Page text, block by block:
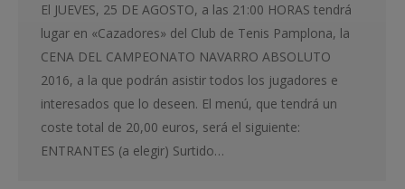
El JUEVES, 25 DE AGOSTO, a las 21:00 HORAS tendrá
lugar en «Cazadores» del Club de Tenis Pamplona, la
CENA DEL CAMPEONATO NAVARRO ABSOLUTO
2016, a la que podrán asistir todos los jugadores e
interesados que lo deseen. El menú, que tendrá un
coste total de 20,00 euros, será el siguiente:
ENTRANTES (a elegir) Surtido…